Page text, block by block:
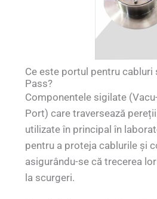
Ce este portul pentru cabluri
Pass?
Componentele sigilate
Port) care traversează
utilizate în principal în
pentru a proteja cablurile și
asigurându-se că trecerea
la scurgeri.